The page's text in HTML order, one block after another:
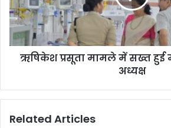
हुई
महिला
आयोग
की
अध्यक्षऋषिकेश प्रसूता मामले में सख्त हुई
अध्यक्ष
Related Articles